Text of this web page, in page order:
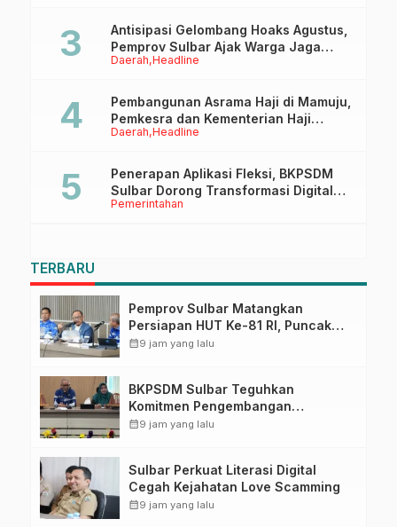
Daerah Headline
Antisipasi Gelombang Hoaks Agustus,
Pemprov Sulbar Ajak Warga Jaga
Ruang Digital
Daerah Headline
Pembangunan Asrama Haji di Mamuju,
Pemkesra dan Kementerian Haji
Sulbar Tinjau Lokasi
Pemerintahan
Penerapan Aplikasi Fleksi, BKPSDM
Sulbar Dorong Transformasi Digital
Sistem Kehadiran ASN
TERBARU
Pemprov Sulbar Matangkan
Persiapan HUT Ke-81 RI, Puncak
Upacara di Lapangan Ahmad
calendar_month9 jam yang lalu
BKPSDM Sulbar Teguhkan
Komitmen Pengembangan
Kompetensi ASN melalui
calendar_month9 jam yang lalu
Sulbar Perkuat Literasi Digital
Cegah Kejahatan Love Scamming
calendar_month9 jam yang lalu